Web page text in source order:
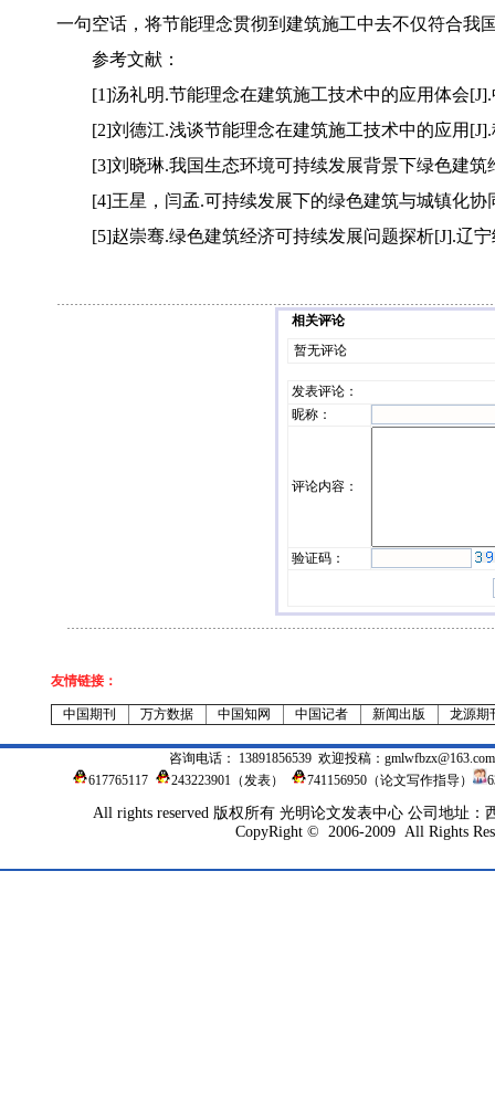
一句空话，将节能理念贯彻到建筑施工中去不仅符合我
参考文献：
[1]汤礼明.节能理念在建筑施工技术中的应用体会[J].
[2]刘德江.浅谈节能理念在建筑施工技术中的应用[J].
[3]刘晓琳.我国生态环境可持续发展背景下绿色建筑
[4]王星，闫孟.可持续发展下的绿色建筑与城镇化协
[5]赵崇骞.绿色建筑经济可持续发展问题探析[J].辽宁
相关评论
暂无评论
发表评论 ：
昵称：
评论内容：
验证码：
友情链接：
中国期刊 万方数据 中国知网 中国记者 新闻出版 龙源期
咨询电话： 13891856539 欢迎投稿： gmlwfbzx@163.com
617765117
243223901 （发表） 741156950（论文写作指导）
All rights reserved 版权所有 光明论文发表中心 公司地址：
CopyRight © 2006-2009 All Rights